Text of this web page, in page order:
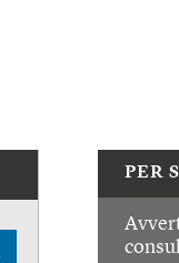
PER